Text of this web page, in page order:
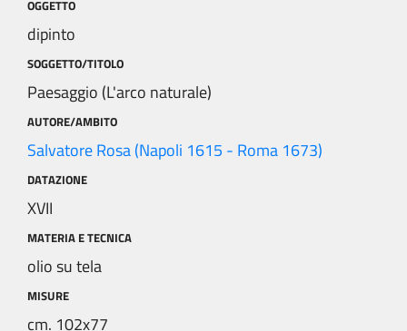
OGGETTO
dipinto
SOGGETTO/TITOLO
Paesaggio (L'arco naturale)
AUTORE/AMBITO
Salvatore Rosa (Napoli 1615 - Roma 1673)
DATAZIONE
XVII
MATERIA E TECNICA
olio su tela
MISURE
cm. 102x77